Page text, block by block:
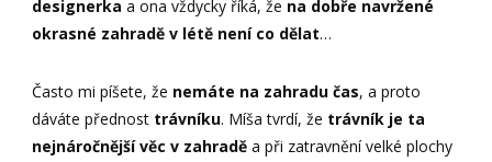
designerka a ona vždycky říká, že na dobře navržené
okrasné zahradě v létě není co dělat…
Často mi píšete, že nemáte na zahradu čas, a proto
dáváte přednost trávníku. Míša tvrdí, že trávník je ta
nejnáročnější věc v zahraděa při zatravnění velké plochy